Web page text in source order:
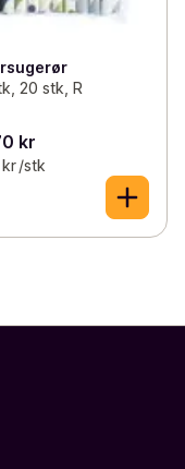
20 stk, R
kr
/stk